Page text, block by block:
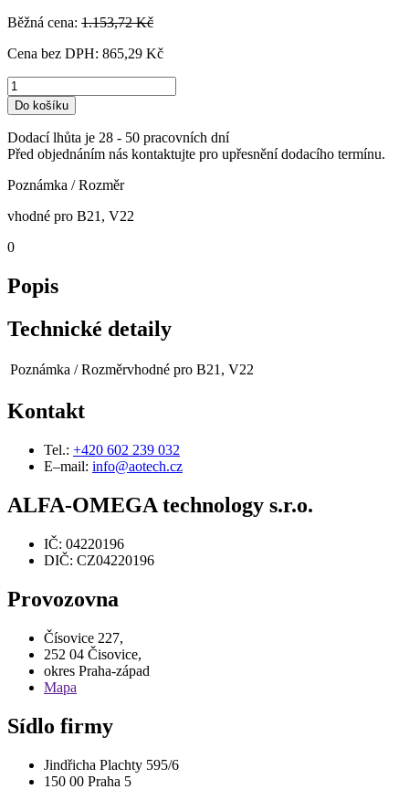
Běžná cena: 1.153,72 Kč
Cena bez DPH: 865,29 Kč
Do košíku
Dodací lhůta je 28 - 50 pracovních dní
Před objednáním nás kontaktujte pro upřesnění dodacího termínu.
Poznámka / Rozměr
vhodné pro B21, V22
0
Popis
Technické detaily
Poznámka / Rozměrvhodné pro B21, V22
Kontakt
Tel.: +420 602 239 032
E–mail: info@aotech.cz
ALFA-OMEGA technology s.r.o.
IČ: 04220196
DIČ: CZ04220196
Provozovna
Čísovice 227,
252 04 Čisovice,
okres Praha-západ
Mapa
Sídlo firmy
Jindřicha Plachty 595/6
150 00 Praha 5